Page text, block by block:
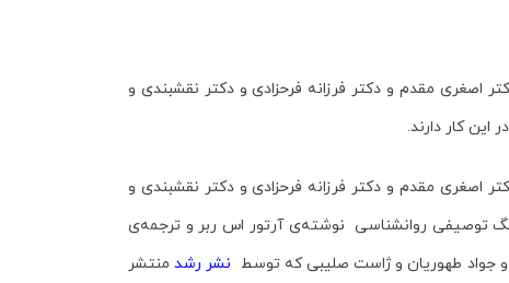
مقدم و دکتر فرزانه فرحزادی و دکتر نقشبندی و
کار دارند.
مقدم و دکتر فرزانه فرحزادی و دکتر نقشبندی و
توصیفی روانشناسی نوشته‌ی آرتور اس ربر و ترجمه‌ی
جواد طهوریان و ژاست صلیبیکه توسط نشر رشدمنتشر